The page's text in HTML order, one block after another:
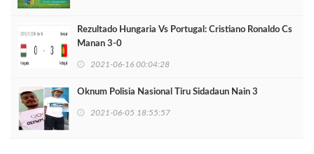
Rezultado Hungaria Vs Portugal: Cristiano Ronaldo Cs
Manan 3-0
2021-06-16 00:04:28
Oknum Polisia Nasional Tiru Sidadaun Nain 3
2021-06-05 18:55:57